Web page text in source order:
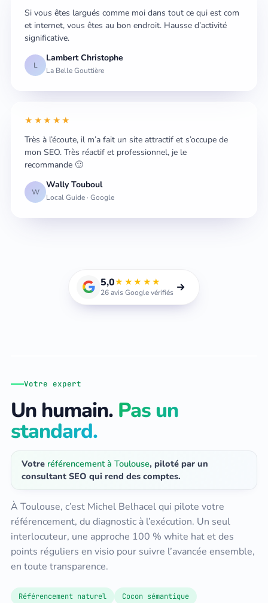
Si vous êtes largués comme moi dans tout ce qui est com
et internet, vous êtes au bon endroit. Hausse d’activité
significative.
L
Lambert Christophe
La Belle Gouttière
★★★★★
Très à l’écoute, il m’a fait un site attractif et s’occupe de
mon SEO. Très réactif et professionnel, je le
recommande 🙂
W
Wally Touboul
Local Guide · Google
5,0★★★★★
26 avis Google vérifiés
Votre expert
Un humain. Pas un
standard.
Votre référencement à Toulouse, piloté par un
consultant SEO qui rend des comptes.
À Toulouse, c’est Michel Belhacel qui pilote votre
référencement, du diagnostic à l’exécution. Un seul
interlocuteur, une approche 100 % white hat et des
points réguliers en visio pour suivre l’avancée ensemble,
en toute transparence.
Référencement naturel Cocon sémantique